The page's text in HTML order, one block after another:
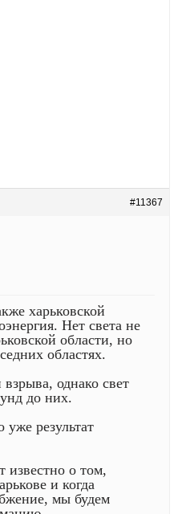
#11367
харьковской
Нет света не
области, но
областях.
однако свет
до них.
уже результат
известно о том,
и когда
мы будем